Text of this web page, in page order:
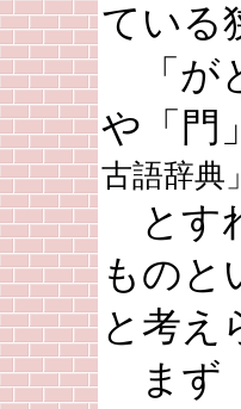
ている
「が
や「門
古語辞典
とす
ものと
と考え
まず